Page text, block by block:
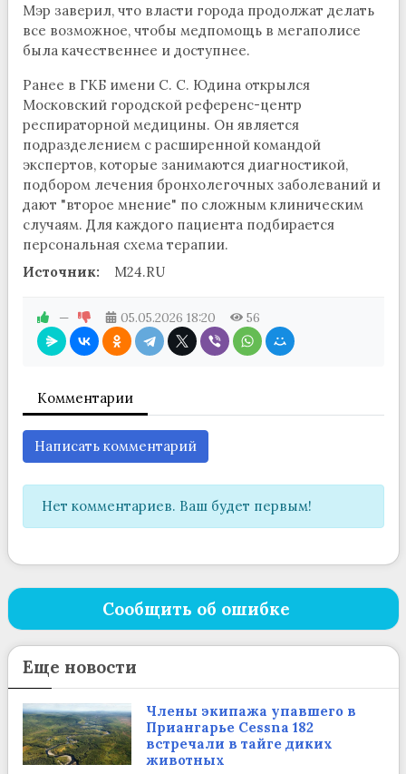
Мэр заверил, что власти города продолжат делать
все возможное, чтобы медпомощь в мегаполисе
была качественнее и доступнее.
Ранее в ГКБ имени С. С. Юдина открылся
Московский городской референс-центр
респираторной медицины. Он является
подразделением с расширенной командой
экспертов, которые занимаются диагностикой,
подбором лечения бронхолегочных заболеваний и
дают "второе мнение" по сложным клиническим
случаям. Для каждого пациента подбирается
персональная схема терапии.
Источник:
M24.RU
— 05.05.2026 18:20 56
Комментарии
Написать комментарий
Нет комментариев. Ваш будет первым!
Сообщить об ошибке
Еще новости
Члены экипажа упавшего в
Приангарье Cessna 182
встречали в тайге диких
животных